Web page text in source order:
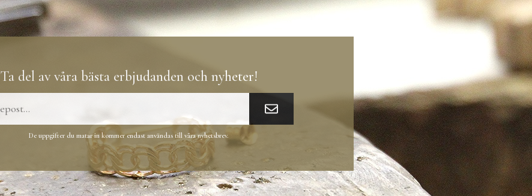
Ta del av våra bästa erbjudanden och nyheter!
De uppgifter du matar in kommer endast användas till våra nyhetsbrev.